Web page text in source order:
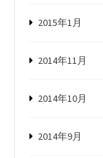
2015年1月
2014年11月
2014年10月
2014年9月